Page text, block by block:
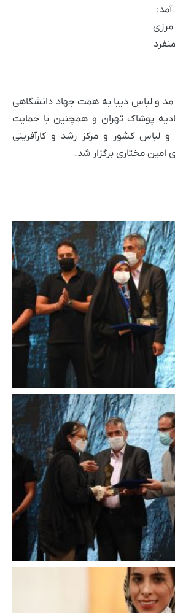
مرزی
مد و لباس دیبا به همت جهاد دانشگاهی
پوشاک تهران و همچنین با حمایت
و لباس کشور و مرکز رشد و کارآفرینی
امین مختاری برگزار شد.